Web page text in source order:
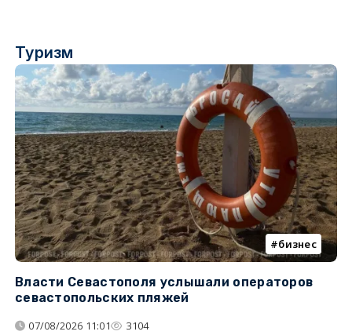
Туризм
бизнес
Власти Севастополя услышали операторов
севастопольских пляжей
07/08/2026 11:01 3104